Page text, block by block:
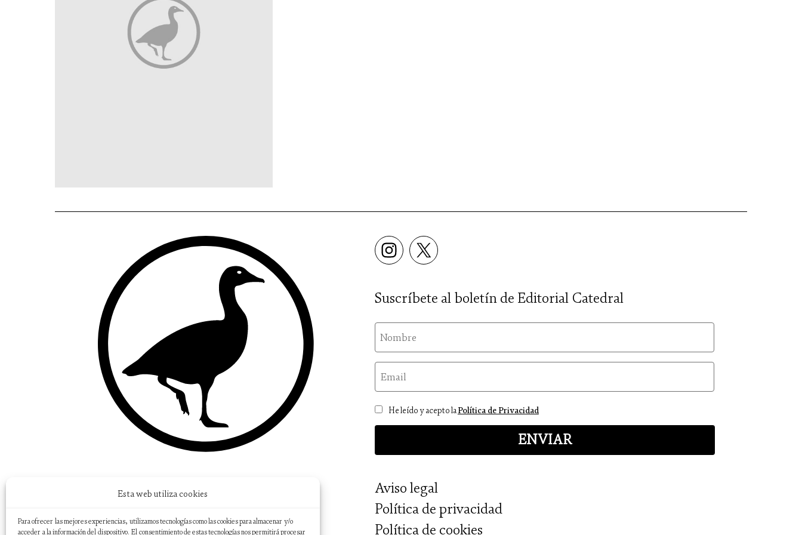
Esta web utiliza cookies
Para ofrecer las mejores experiencias, utilizamos tecnologías como las cookies para almacenar y/o
acceder a la información del dispositivo. El consentimiento de estas tecnologías nos permitirá procesar
Suscríbete al boletín de Editorial Catedral
Consentimiento
He leído y acepto laPolítica de Privacidad
Aviso legal
Política de privacidad
Política de cookies